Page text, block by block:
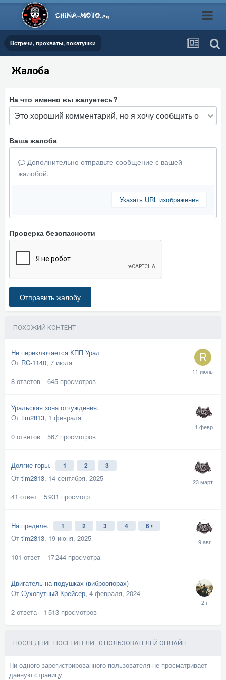
Встречи, прохваты, покатушки
Жалоба
На что именно вы жалуетесь?
Ваша жалоба
Дополнительно отправьте сообщение с вашей
жалобой.
Указать URL изображения
Проверка безопасности
Отправить жалобу
ПОХОЖИЙ КОНТЕНТ
Не переключается КПП Урал
От RC-1140, 7 июля
8 ответов 645 просмотров
Уральская зона отчуждения.
От tim2813, 1 февраля
0 ответов 567 просмотров
Долгие горы. 1 2 3
От tim2813, 14 сентября, 2025
41 ответ 5 931 просмотр
На пределе. 1 2 3 4 6
От tim2813, 19 июня, 2025
101 ответ 17 244 просмотра
Двигатель на подушках (виброопорах)
От Сухопутный Крейсер, 4 февраля, 2024
2 ответа 1 513 просмотров
ПОСЛЕДНИЕ ПОСЕТИТЕЛИ 0 ПОЛЬЗОВАТЕЛЕЙ ОНЛАЙН
Ни одного зарегистрированного пользователя не просматривает
данную страницу